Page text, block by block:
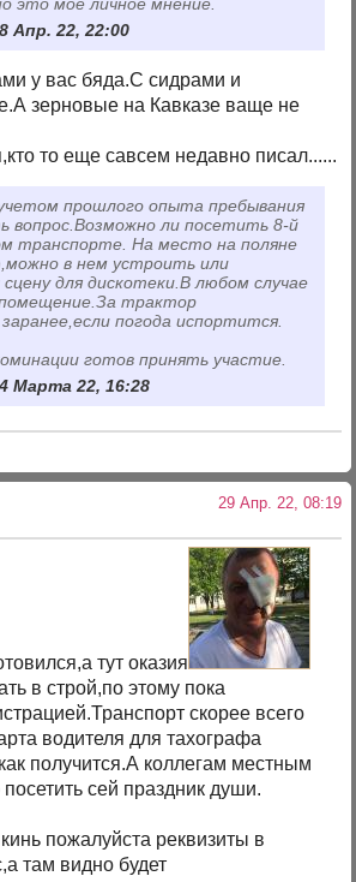
это мое личное мнение.
Апр. 22, 22:00
у вас бяда.С сидрами и
зерновые на Кавказе ваще не
то еще савсем недавно писал......
прошлого опыта пребывания
вопрос.Возможно ли посетить 8-й
транспорте. На место на поляне
в нем устроить или
сцену для дискотеки.В любом случае
трактор
погода испортится.
готов принять участие.
Марта 22, 16:28
29 Апр. 22, 08:19
тут оказия
в строй,по этому пока
скорее всего
водителя для тахографа
получится.А коллегам местным
сей праздник души.
пожалуйста реквизиты в
там видно будет